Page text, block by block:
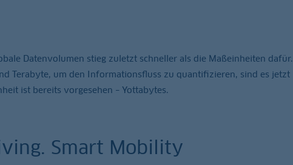
Datenvolumen stieg zuletzt schneller als die Maßeinheiten dafür.
Terabyte, um den Informationsfluss zu quantifizieren, sind es jetzt
ist bereits vorgesehen – Yottabytes.
Smart Mobility